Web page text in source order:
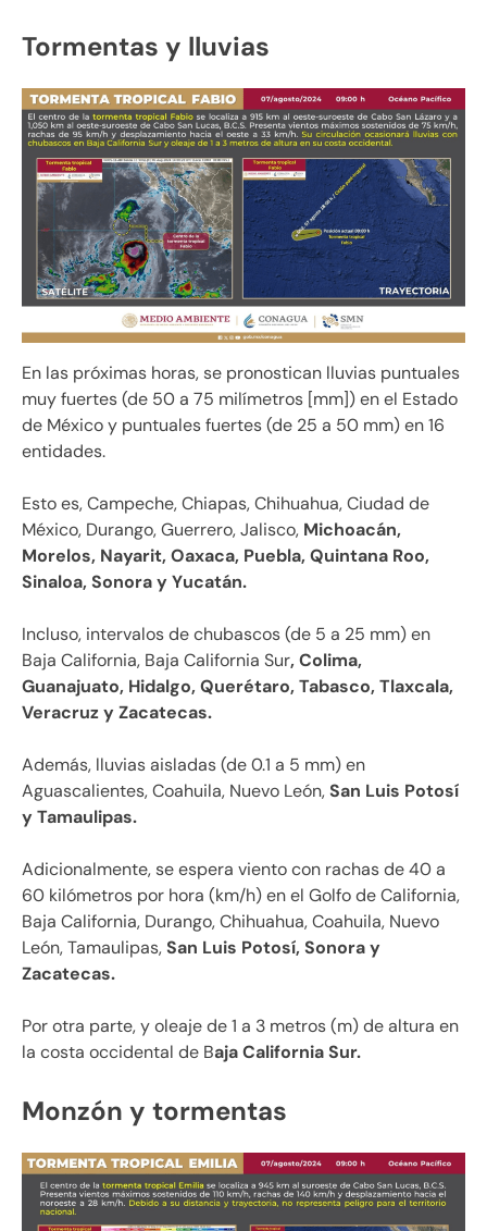
Tormentas y lluvias
En las próximas horas, se pronostican lluvias puntuales
muy fuertes (de 50 a 75 milímetros [mm]) en el Estado
de México y puntuales fuertes (de 25 a 50 mm) en 16
entidades.
Esto es, Campeche, Chiapas, Chihuahua, Ciudad de
México, Durango, Guerrero, Jalisco, Michoacán,
Morelos, Nayarit, Oaxaca, Puebla, Quintana Roo,
Sinaloa, Sonora y Yucatán.
Incluso, intervalos de chubascos (de 5 a 25 mm) en
Baja California, Baja California Sur, Colima,
Guanajuato, Hidalgo, Querétaro, Tabasco, Tlaxcala,
Veracruz y Zacatecas.
Además, lluvias aisladas (de 0.1 a 5 mm) en
Aguascalientes, Coahuila, Nuevo León,San Luis Potosí
y Tamaulipas.
Adicionalmente, se espera viento con rachas de 40 a
60 kilómetros por hora (km/h) en el Golfo de California,
Baja California, Durango, Chihuahua, Coahuila, Nuevo
León, Tamaulipas,San Luis Potosí, Sonora y
Zacatecas.
Por otra parte, y oleaje de 1 a 3 metros (m) de altura en
la costa occidental de Baja California Sur.
Monzón y tormentas